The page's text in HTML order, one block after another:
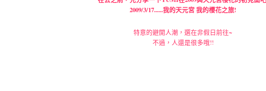
2009/3/17......我的天元宮 我的櫻花之旅!
特意的避開人潮，選在非假日前往~
不過，人還是很多哦!!